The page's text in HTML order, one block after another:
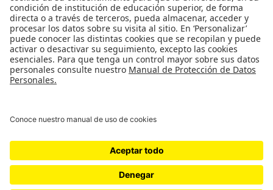
Quiénes somos
Eventos
Cursos
Instagram
X
Linkedin
Universidad de los Andes | Vigilada Mineducación
mayo de 1964.
Reconocimiento personería jurídica: Resolución 28 del 23
de febrero de 1949 Minjusticia.
Cra 1 Nº 18A- 12 Bogotá, (Colombia) | Código postal: 111711 |